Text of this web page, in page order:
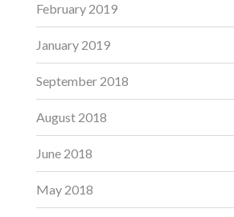
February 2019
January 2019
September 2018
August 2018
June 2018
May 2018